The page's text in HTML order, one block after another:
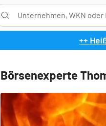
++
Börsenexperte